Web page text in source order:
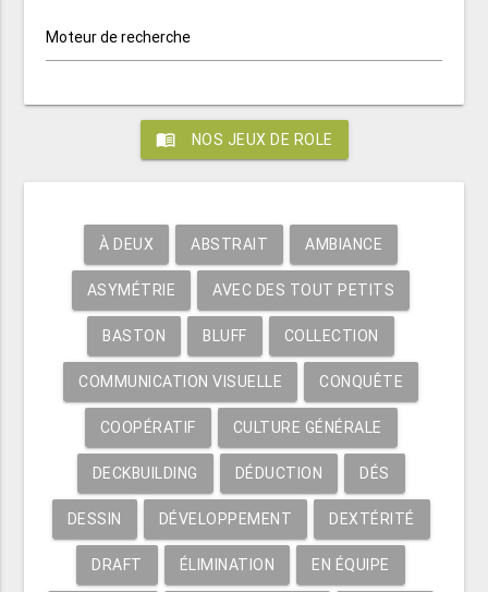
Moteur de recherche
menu_book NOS JEUX DE ROLE
À DEUX ABSTRAIT AMBIANCE
ASYMÉTRIE AVEC DES TOUT PETITS
BASTON BLUFF COLLECTION
COMMUNICATION VISUELLE CONQUÊTE
COOPÉRATIF CULTURE GÉNÉRALE
DECKBUILDING DÉDUCTION DÉS
DESSIN DÉVELOPPEMENT DEXTÉRITÉ
DRAFT ÉLIMINATION EN ÉQUIPE